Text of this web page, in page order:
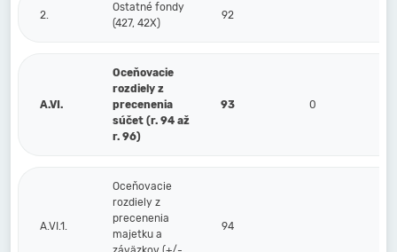
2.
Ostatné fondy
(427, 42X)
92
A.VI.
Oceňovacie
rozdiely z
precenenia
súčet (r. 94 až
r. 96)
93 0
A.VI.1.
Oceňovacie
rozdiely z
precenenia
majetku a
94